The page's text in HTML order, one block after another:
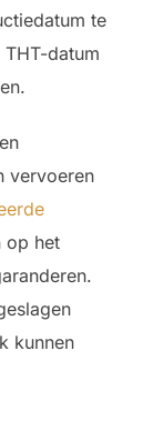
te
datum
vervoeren
op het
kunnen